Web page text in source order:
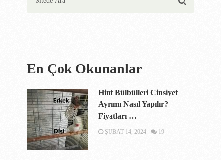
En Çok Okunanlar
Hint Bülbülleri Cinsiyet
Ayrımı Nasıl Yapılır?
Fiyatları …
ŞUBAT 14, 2024 19